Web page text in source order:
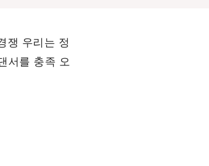
쟁 우리는 정
서를 충족 오